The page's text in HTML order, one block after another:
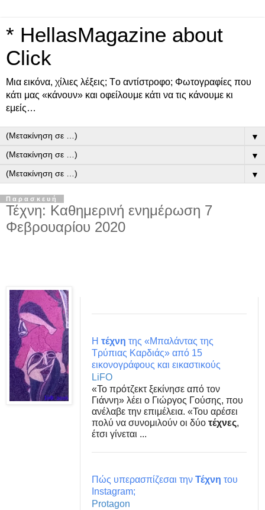
* HellasMagazine about
Click
Μια εικόνα, χίλιες λέξεις; Tο αντίστροφο; Φωτογραφίες που
κάτι μας «κάνουν» και οφείλουμε κάτι να τις κάνουμε κι
εμείς…
▼
▼
▼
Παρασκευή
Τέχνη: Καθημερινή ενημέρωση 7
Φεβρουαρίου 2020
Ητέχνη της «Μπαλάντας της
Τρύπιας Καρδιάς» από 15
εικονογράφους και εικαστικούς
LiFO
«Το πρότζεκτ ξεκίνησε από τον
Γιάννη» λέει ο Γιώργος Γούσης, που
ανέλαβε την επιμέλεια. «Του αρέσει
πολύ να συνομιλούν οι δύοτέχνες,
έτσι γίνεται ...
Πώς υπερασπίζεσαι τηνΤέχνη του
Instagram;
Protagon